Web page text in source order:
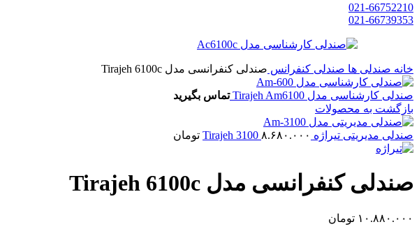
021-66752210
021-66739353
خانه صندلی ها صندلی کنفرانس صندلی کنفرانسی مدل Tirajeh 6100c
صندلی کارشناسی مدل Tirajeh Am6100
تماس بگیرید
بازگشت به محصولات
صندلی مدیریتی تیراژه Tirajeh 3100 ۸.۶۸۰.۰۰۰ تومان
صندلی کنفرانسی مدل Tirajeh 6100c
۱۰.۸۸۰.۰۰۰ تومان